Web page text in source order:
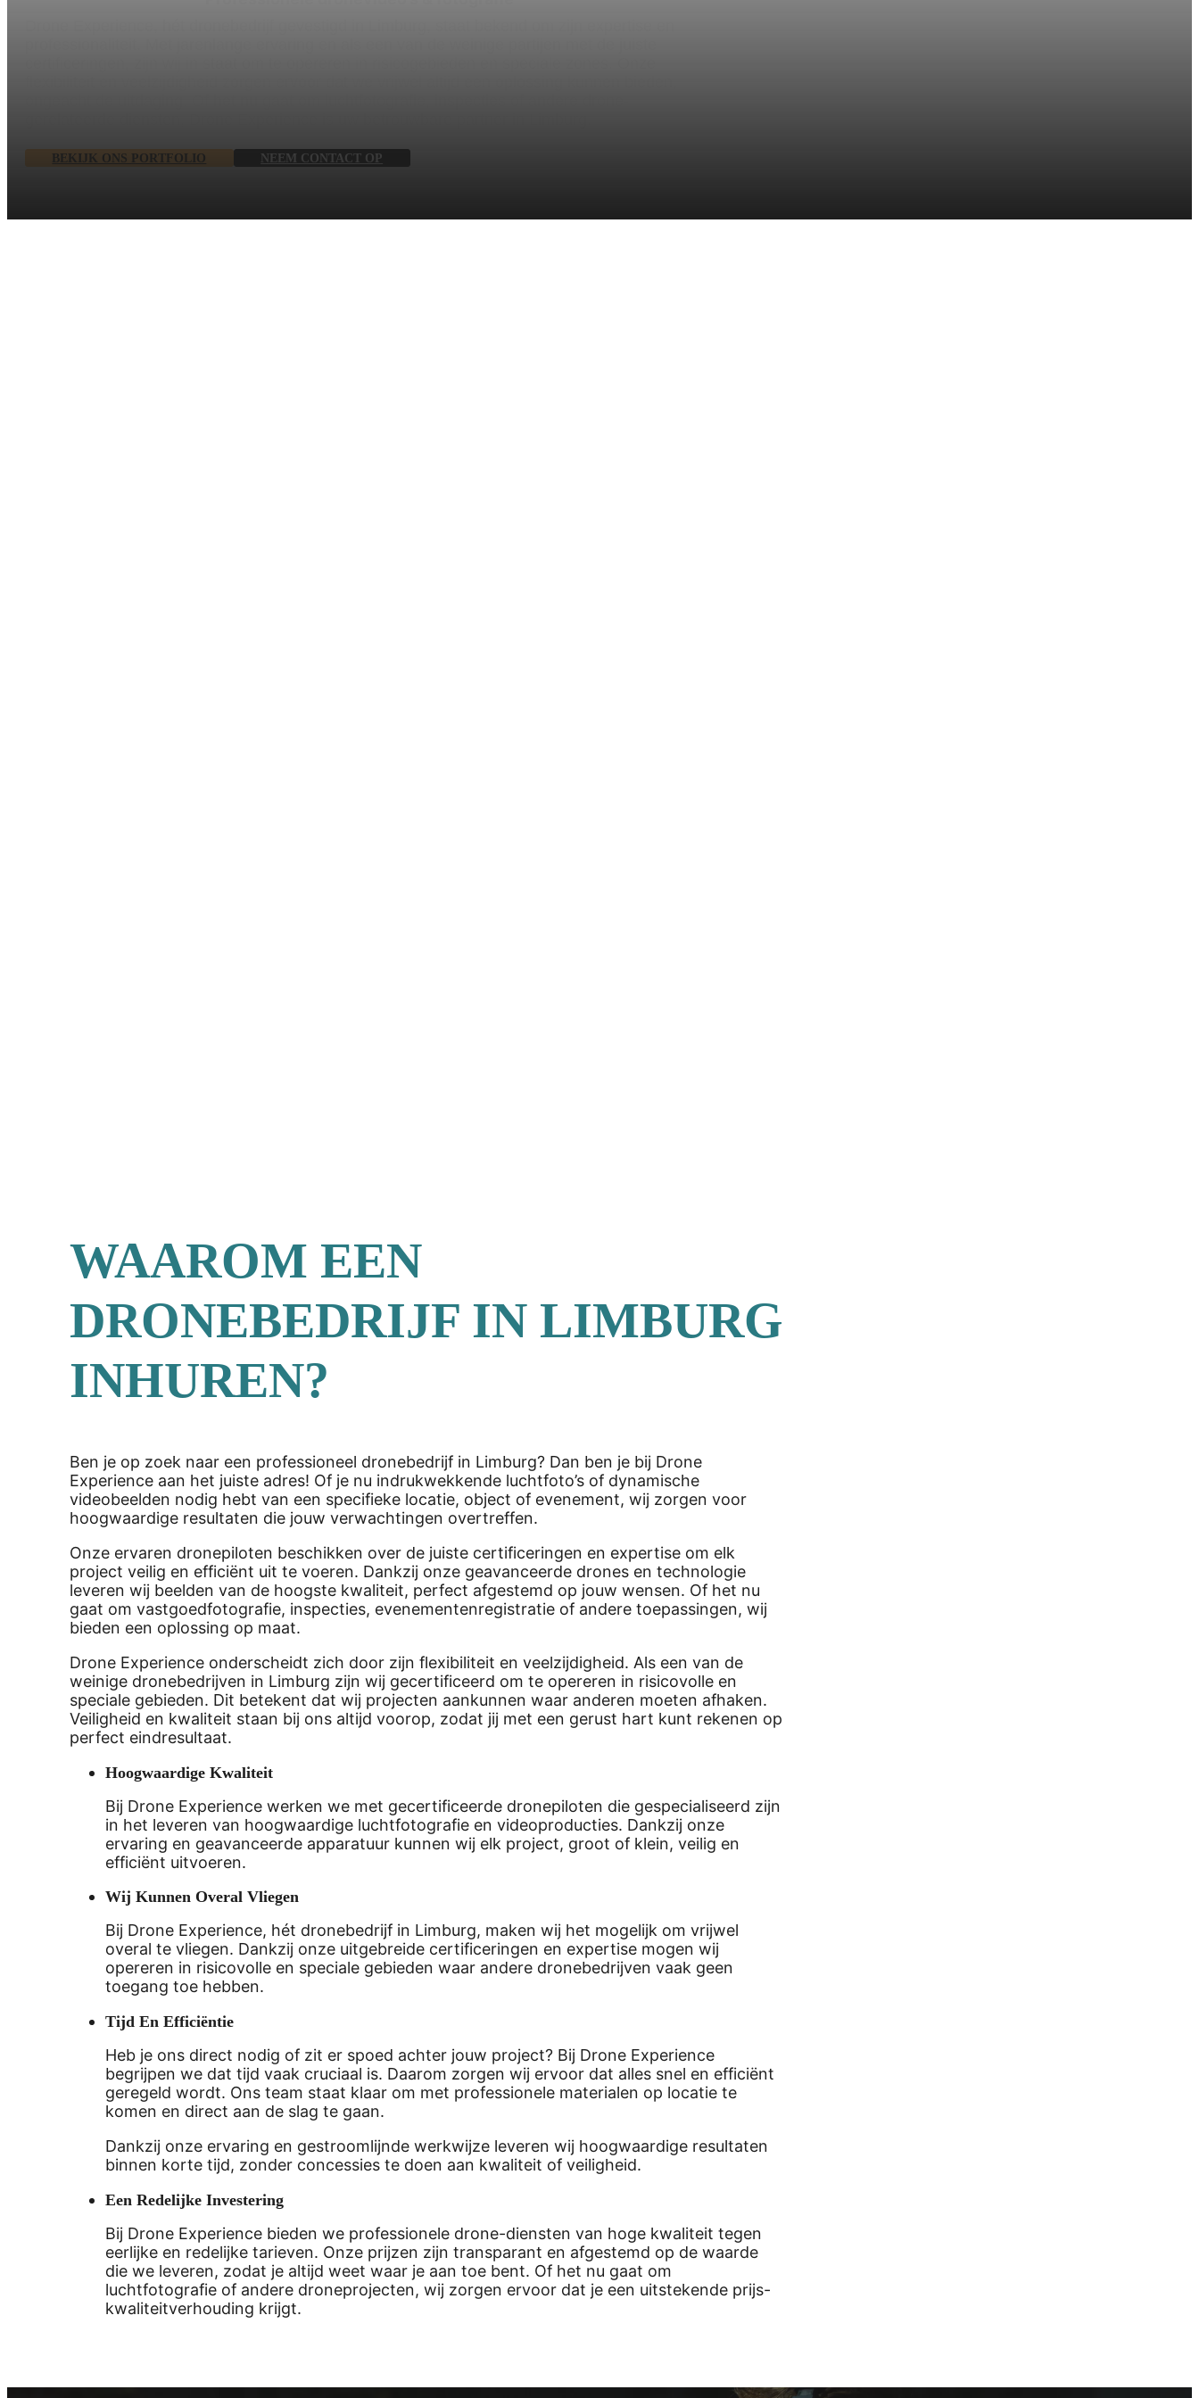
BEKIJK ONS PORTFOLIO NEEM CONTACT OP
WAAROM EEN
DRONEBEDRIJF IN LIMBURG
INHUREN?
Ben je op zoek naar een professioneel dronebedrijf in Limburg? Dan ben je bij Drone
Experience aan het juiste adres! Of je nu indrukwekkende luchtfoto’s of dynamische
videobeelden nodig hebt van een specifieke locatie, object of evenement, wij zorgen voor
hoogwaardige resultaten die jouw verwachtingen overtreffen.
Onze ervaren dronepiloten beschikken over de juiste certificeringen en expertise om elk
project veilig en efficiënt uit te voeren. Dankzij onze geavanceerde drones en technologie
leveren wij beelden van de hoogste kwaliteit, perfect afgestemd op jouw wensen. Of het nu
gaat om vastgoedfotografie, inspecties, evenementenregistratie of andere toepassingen, wij
bieden een oplossing op maat.
Drone Experience onderscheidt zich door zijn flexibiliteit en veelzijdigheid. Als een van de
weinige dronebedrijven in Limburg zijn wij gecertificeerd om te opereren in risicovolle en
speciale gebieden. Dit betekent dat wij projecten aankunnen waar anderen moeten afhaken.
Veiligheid en kwaliteit staan bij ons altijd voorop, zodat jij met een gerust hart kunt rekenen op
perfect eindresultaat.
Hoogwaardige Kwaliteit
Bij Drone Experience werken we met gecertificeerde dronepiloten die gespecialiseerd zijn
in het leveren van hoogwaardige luchtfotografie en videoproducties. Dankzij onze
ervaring en geavanceerde apparatuur kunnen wij elk project, groot of klein, veilig en
efficiënt uitvoeren.
Wij Kunnen Overal Vliegen
Bij Drone Experience, hét dronebedrijf in Limburg, maken wij het mogelijk om vrijwel
overal te vliegen. Dankzij onze uitgebreide certificeringen en expertise mogen wij
opereren in risicovolle en speciale gebieden waar andere dronebedrijven vaak geen
toegang toe hebben.
Tijd En Efficiëntie
Heb je ons direct nodig of zit er spoed achter jouw project? Bij Drone Experience
begrijpen we dat tijd vaak cruciaal is. Daarom zorgen wij ervoor dat alles snel en efficiënt
geregeld wordt. Ons team staat klaar om met professionele materialen op locatie te
komen en direct aan de slag te gaan.
Dankzij onze ervaring en gestroomlijnde werkwijze leveren wij hoogwaardige resultaten
binnen korte tijd, zonder concessies te doen aan kwaliteit of veiligheid.
Een Redelijke Investering
Bij Drone Experience bieden we professionele drone-diensten van hoge kwaliteit tegen
eerlijke en redelijke tarieven. Onze prijzen zijn transparant en afgestemd op de waarde
die we leveren, zodat je altijd weet waar je aan toe bent. Of het nu gaat om
luchtfotografie of andere droneprojecten, wij zorgen ervoor dat je een uitstekende prijs-
kwaliteitverhouding krijgt.